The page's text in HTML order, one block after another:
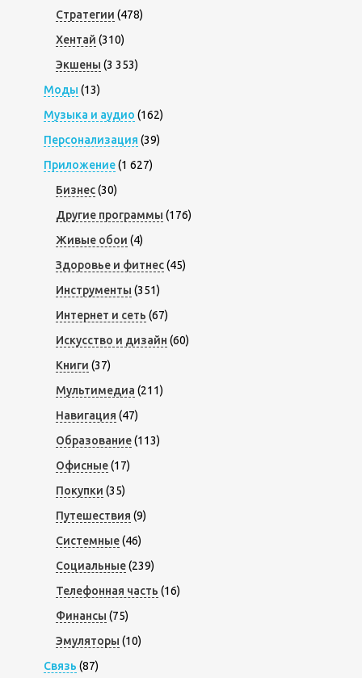
Стратегии (478)
Хентай (310)
Экшены (3 353)
Моды (13)
Музыка и аудио (162)
Персонализация (39)
Приложение(1 627)
Бизнес(30)
Другие программы (176)
Живые обои (4)
Здоровье и фитнес(45)
Инструменты (351)
Интернет и сеть (67)
Искусство и дизайн (60)
Книги (37)
Мультимедиа (211)
Навигация (47)
Образование(113)
Офисные(17)
Покупки (35)
Путешествия (9)
Системные(46)
Социальные(239)
Телефонная часть (16)
Финансы (75)
Эмуляторы (10)
Связь (87)